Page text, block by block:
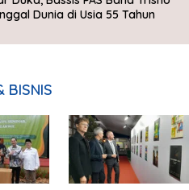
Dunia di Usia 55 Tahun
BISNIS